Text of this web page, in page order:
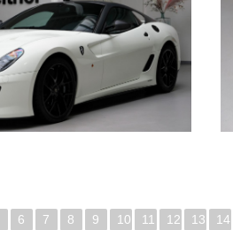
6 7 8 9 10 11 12 13 14